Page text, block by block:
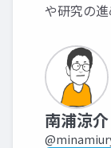
や研究の進
南浦涼介